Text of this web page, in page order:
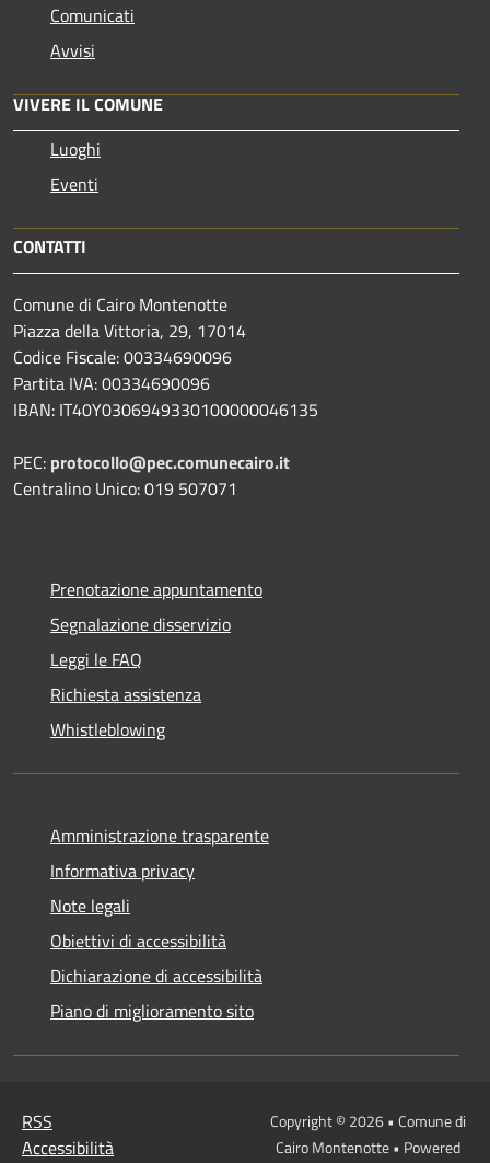
Comunicati
Avvisi
VIVERE IL COMUNE
Luoghi
Eventi
CONTATTI
Comune di Cairo Montenotte
Piazza della Vittoria, 29, 17014
Codice Fiscale: 00334690096
Partita IVA: 00334690096
IBAN: IT40Y0306949330100000046135
PEC: protocollo@pec.comunecairo.it
Centralino Unico: 019 507071
Prenotazione appuntamento
Segnalazione disservizio
Leggi le FAQ
Richiesta assistenza
Whistleblowing
Amministrazione trasparente
Informativa privacy
Note legali
Obiettivi di accessibilità
Dichiarazione di accessibilità
Piano di miglioramento sito
RSS
Accessibilità
Copyright © 2026 • Comune di
Cairo Montenotte • Powered